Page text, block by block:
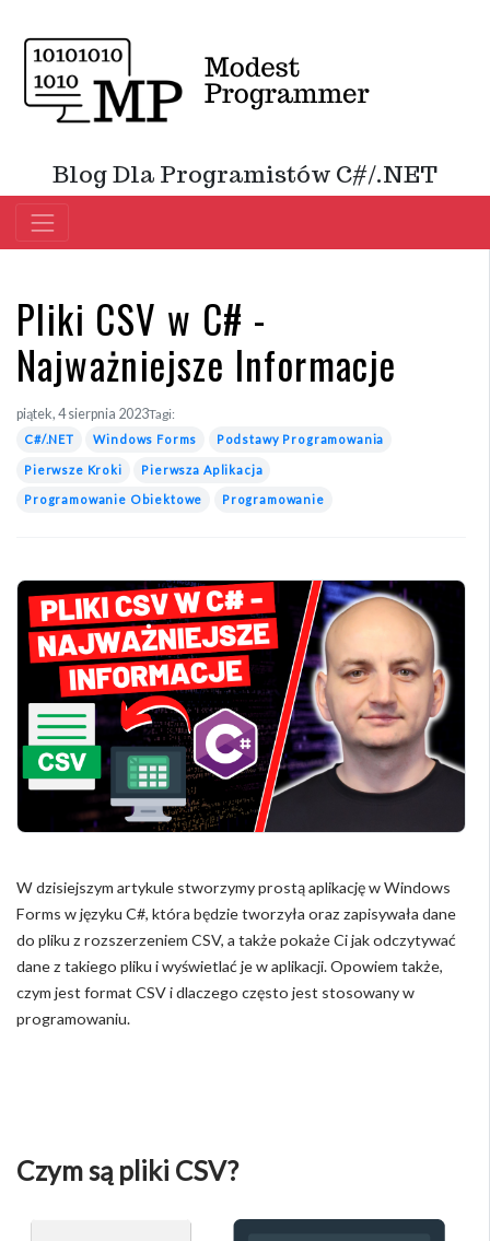
Blog Dla Programistów C#/.NET
Pliki CSV w C# -
Najważniejsze Informacje
piątek, 4 sierpnia 2023Tagi:
C#/.NET Windows Forms Podstawy Programowania
Pierwsze Kroki Pierwsza Aplikacja
Programowanie Obiektowe Programowanie
W dzisiejszym artykule stworzymy prostą aplikację w Windows
Forms w języku C#, która będzie tworzyła oraz zapisywała dane
do pliku z rozszerzeniem CSV, a także pokaże Ci jak odczytywać
dane z takiego pliku i wyświetlać je w aplikacji. Opowiem także,
czym jest format CSV i dlaczego często jest stosowany w
programowaniu.
Czym są pliki CSV?